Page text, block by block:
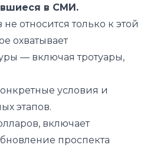
в СМИ.
относится только к этой
охватывает
— включая тротуары,
условия и
этапов.
включает
проспекта